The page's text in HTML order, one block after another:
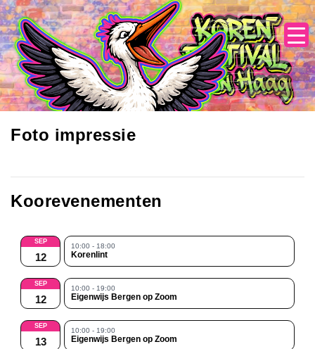
Skip
to
content
Foto impressie
Koorevenementen
SEP
12
10:00 - 18:00
Korenlint
SEP
12
10:00 - 19:00
Eigenwijs Bergen op Zoom
SEP
13
10:00 - 19:00
Eigenwijs Bergen op Zoom